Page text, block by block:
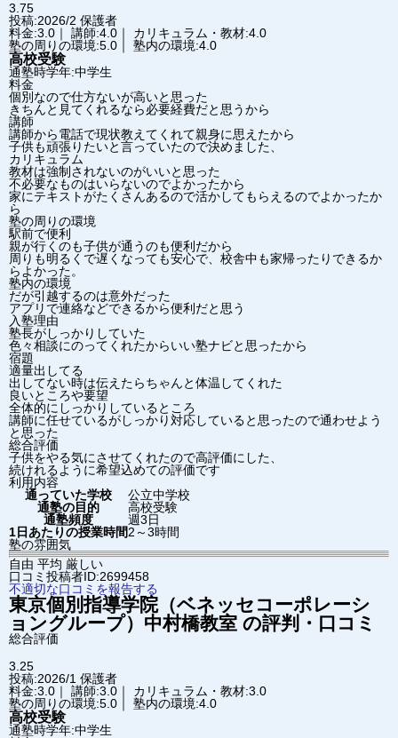
3.75
投稿:2026/2 保護者
料金:3.0｜ 講師:4.0｜ カリキュラム・教材:4.0
塾の周りの環境:5.0｜ 塾内の環境:4.0
高校受験
通塾時学年:中学生
料金
個別なので仕方ないが高いと思った
きちんと見てくれるなら必要経費だと思うから
講師
講師から電話で現状教えてくれて親身に思えたから
子供も頑張りたいと言っていたので決めました、
カリキュラム
教材は強制されないのがいいと思った
不必要なものはいらないのでよかったから
家にテキストがたくさんあるので活かしてもらえるのでよかったか
ら
塾の周りの環境
駅前で便利
親が行くのも子供が通うのも便利だから
周りも明るくで遅くなっても安心で、校舎中も家帰ったりできるか
らよかった。
塾内の環境
だが引越するのは意外だった
アプリで連絡などできるから便利だと思う
入塾理由
塾長がしっかりしていた
色々相談にのってくれたからいい塾ナビと思ったから
宿題
適量出してる
出してない時は伝えたらちゃんと体温してくれた
良いところや要望
全体的にしっかりしているところ
講師に任せているがしっかり対応していると思ったので通わせよう
と思った
総合評価
子供をやる気にさせてくれたので高評価にした、
続けれるように希望込めての評価です
利用内容
通っていた学校
公立中学校
通塾の目的
高校受験
通塾頻度
週3日
1日あたりの授業時間2～3時間
塾の雰囲気
自由 平均 厳しい
口コミ投稿者ID:2699458
不適切な口コミを報告する
東京個別指導学院（ベネッセコーポレーシ
ョングループ） 中村橋教室 の評判・口コミ
総合評価
3.25
投稿:2026/1 保護者
料金:3.0｜ 講師:3.0｜ カリキュラム・教材:3.0
塾の周りの環境:5.0｜ 塾内の環境:4.0
高校受験
通塾時学年:中学生